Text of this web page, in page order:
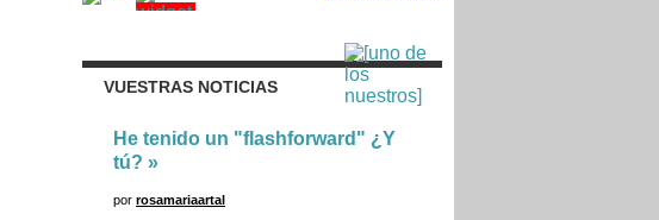
VUESTRAS NOTICIAS
He tenido un "flashforward" ¿Y
tú? »
por rosamariaartal